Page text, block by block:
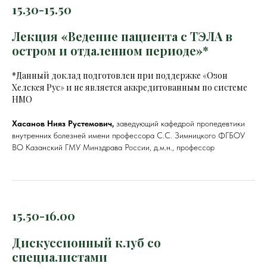
15.30-15.50
Лекция «Ведение пациента с ТЭЛА в
остром и отдаленном периоде»*
*Данный доклад подготовлен при поддержке «Озон
Хелскея Рус» и не является аккредитованным по системе
НМО
Хасанов Нияз Рустемович, заведующий кафедрой пропедевтики
внутренних болезней имени профессора С.С. Зимницкого ФГБОУ
ВО Казанский ГМУ Минздрава России, д.м.н., профессор
15.50-16.00
Дискуссионный клуб со
специалистами